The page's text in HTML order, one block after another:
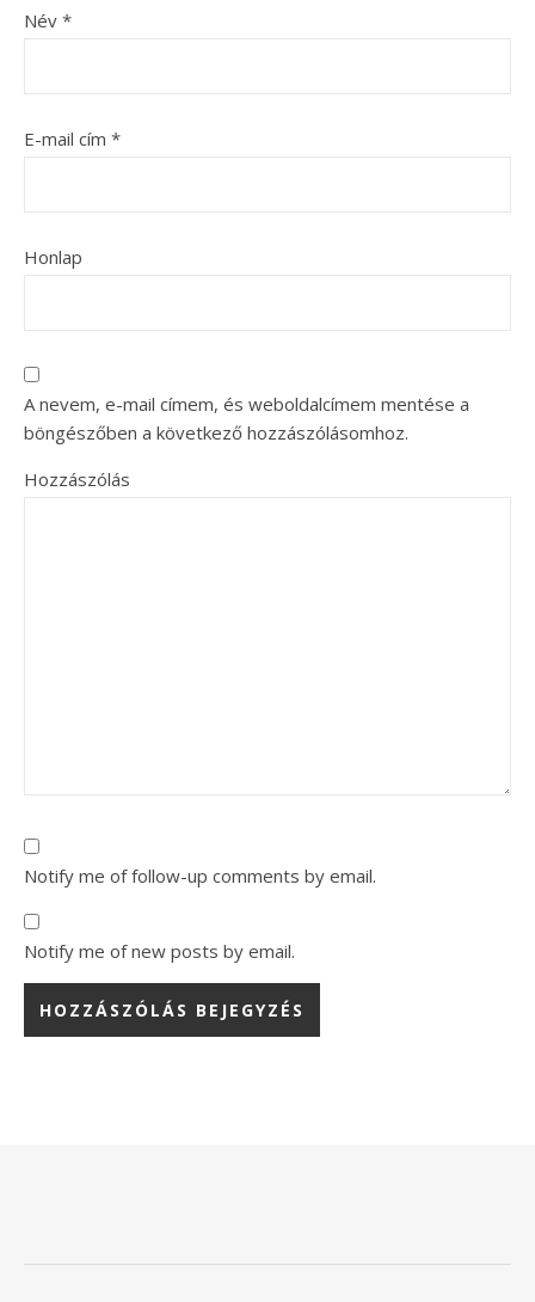
Név *
E-mail cím *
Honlap
A nevem, e-mail címem, és weboldalcímem mentése a
böngészőben a következő hozzászólásomhoz.
Hozzászólás
Notify me of follow-up comments by email.
Notify me of new posts by email.